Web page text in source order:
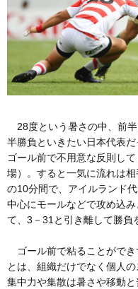
28度という暑さの中、前
半勝負といきたい日本代表
ゴール前で不用意な反則し
場）。すると一気に流れは
の10分間で、アイルランド
中心にモールなどで攻め込
て、3－31と引き離して勝負
ゴール前で粘ることができ
とは、組織だけでなく個人
集中力や集散は暑さや移動